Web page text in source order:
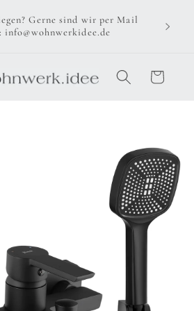
Gerne sind wir per Mail
info@wohnwerkidee.de
Warenkorb